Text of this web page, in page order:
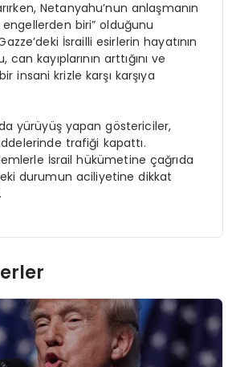
Netanyahu’nun anlaşmanın
biri” olduğunu
İsrailli esirlerin hayatının
kayıplarının arttığını ve
insani krizle karşı karşıya
yürüyüş yapan göstericiler,
trafiği kapattı.
İsrail hükümetine çağrıda
durumun aciliyetine dikkat